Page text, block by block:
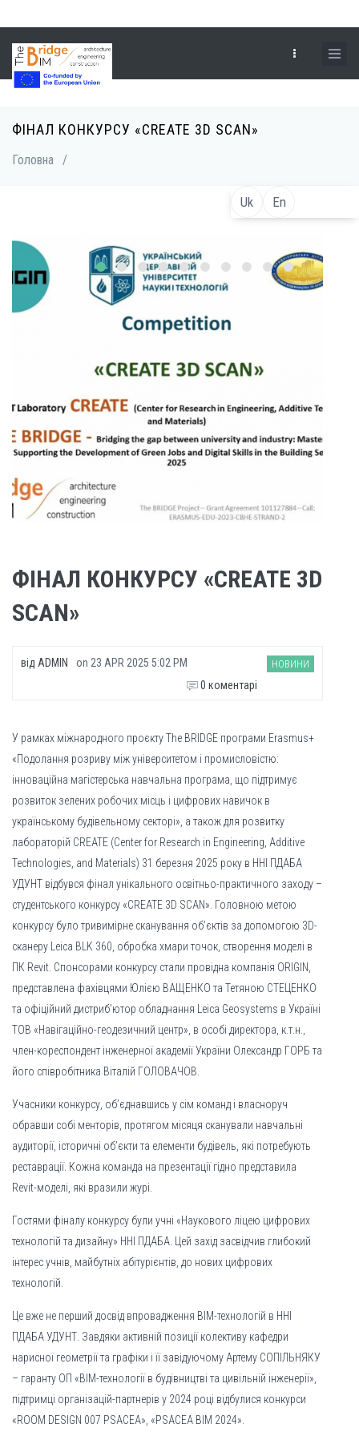
до
основного
вмісту
Uk En
ФІНАЛ КОНКУРСУ «CREATE 3D SCAN»
навіґації
Головна /
ФІНАЛ КОНКУРСУ «CREATE 3D
SCAN»
від ADMIN on 23 APR 2025 5:02 PM НОВИНИ
0 коментарі
У рамках міжнародного проєкту The BRIDGE програми Erasmus+
«Подолання розриву між університетом і промисловістю:
інноваційна магістерська навчальна програма, що підтримує
розвиток зелених робочих місць і цифрових навичок в
українському будівельному секторі», а також для розвитку
лабораторій CREATE (Center for Research in Engineering, Additive
Technologies, and Materials) 31 березня 2025 року в ННІ ПДАБА
УДУНТ відбувся фінал унікального освітньо-практичного заходу –
студентського конкурсу «CREATE 3D SCAN». Головною метою
конкурсу було тривимірне сканування об’єктів за допомогою 3D-
сканеру Leica BLK 360, обробка хмари точок, створення моделі в
ПК Revit. Спонсорами конкурсу стали провідна компанія ORIGIN,
представлена фахівцями Юлією ВАЩЕНКО та Тетяною СТЕЦЕНКО
та офіційний дистриб’ютор обладнання Leica Geosystems в Україні
ТОВ «Навігаційно-геодезичний центр», в особі директора, к.т.н.,
член-кореспондент інженерної академії України Олександр ГОРБ та
його співробітника Віталій ГОЛОВАЧОВ.
Учасники конкурсу, об’єднавшись у сім команд і власноруч
обравши собі менторів, протягом місяця сканували навчальні
аудиторії, історичні об’єкти та елементи будівель, які потребують
реставрації. Кожна команда на презентації гідно представила
Revit-моделі, які вразили журі.
Гостями фіналу конкурсу були учні «Наукового ліцею цифрових
технологій та дизайну» ННІ ПДАБА. Цей захід засвідчив глибокий
інтерес учнів, майбутніх абітурієнтів, до нових цифрових
технологій.
Це вже не перший досвід впровадження BIM-технологій в ННІ
ПДАБА УДУНТ. Завдяки активній позиції колективу кафедри
нарисної геометрії та графіки і її завідуючому Артему СОПІЛЬНЯКУ
– гаранту ОП «BIM-технології в будівництві та цивільній інженерії»,
підтримці організацій-партнерів у 2024 році відбулися конкурси
«ROOM DESIGN 007 PSACEA», «PSACEA BIM 2024».